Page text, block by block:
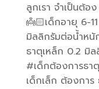
ลูกเรา จำเป็นต้อ
👼🏻เด็กอายุ 6-
มิลลิกรัมต่อน้ำหนั
ธาตุเหล็ก 0.2 มิ
#เด็กต้องการธา
เด็กเล็ก ต้องการ